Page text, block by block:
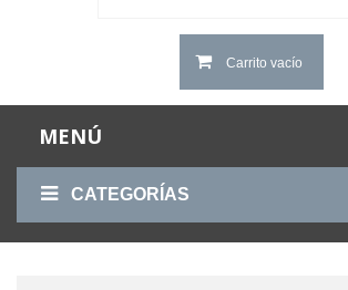
Carrito vacío
MENÚ
CATEGORÍAS